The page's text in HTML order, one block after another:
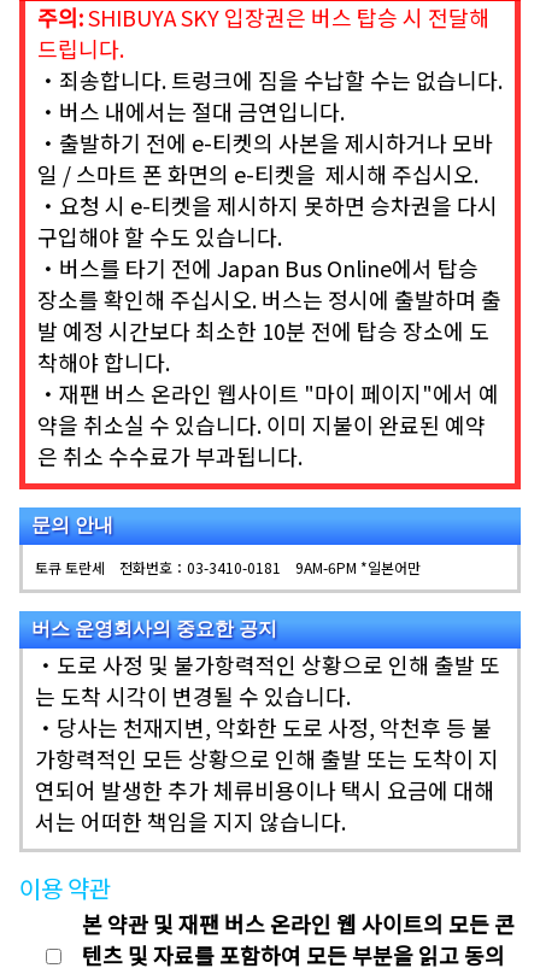
주의:SHIBUYA SKY 입장권은 버스 탑승 시 전달해
드립니다.
・죄송합니다. 트렁크에 짐을 수납할 수는 없습니다.
・버스 내에서는 절대 금연입니다.
・출발하기 전에 e-티켓의 사본을 제시하거나 모바
일 / 스마트 폰 화면의 e-티켓을 제시해 주십시오.
・요청 시 e-티켓을 제시하지 못하면 승차권을 다시
구입해야 할 수도 있습니다.
・버스를 타기 전에 Japan Bus Online에서 탑승
장소를 확인해 주십시오. 버스는 정시에 출발하며 출
발 예정 시간보다 최소한 10분 전에 탑승 장소에 도
착해야 합니다.
・재팬 버스 온라인 웹사이트 "마이 페이지"에서 예
약을 취소실 수 있습니다. 이미 지불이 완료된 예약
은 취소 수수료가 부과됩니다.
문의 안내
토큐 토란세 전화번호：03-3410-0181 9AM-6PM *일본어만
버스 운영회사의 중요한 공지
・도로 사정 및 불가항력적인 상황으로 인해 출발 또
는 도착 시각이 변경될 수 있습니다.
・당사는 천재지변, 악화한 도로 사정, 악천후 등 불
가항력적인 모든 상황으로 인해 출발 또는 도착이 지
연되어 발생한 추가 체류비용이나 택시 요금에 대해
서는 어떠한 책임을 지지 않습니다.
이용 약관
본 약관 및 재팬 버스 온라인 웹 사이트의 모든 콘
텐츠 및 자료를 포함하여 모든 부분을 읽고 동의